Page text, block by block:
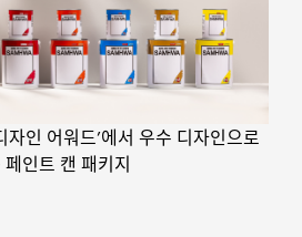
인 어워드’에서 우수 디자인으로
인트 캔 패키지